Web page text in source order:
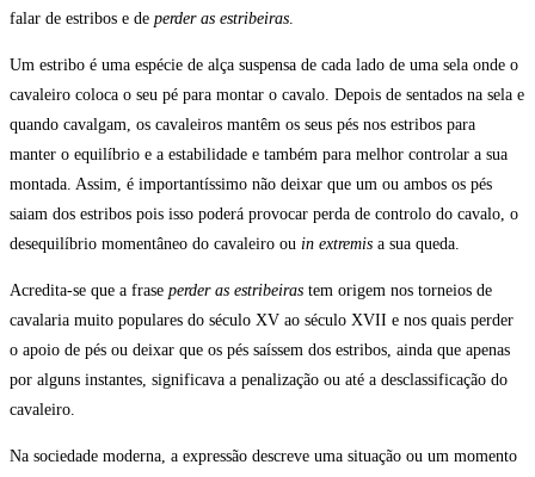
falar de estribos e de perder as estribeiras.
Um estribo é uma espécie de alça suspensa de cada lado de uma sela onde o
cavaleiro coloca o seu pé para montar o cavalo. Depois de sentados na sela e
quando cavalgam, os cavaleiros mantêm os seus pés nos estribos para
manter o equilíbrio e a estabilidade e também para melhor controlar a sua
montada. Assim, é importantíssimo não deixar que um ou ambos os pés
saiam dos estribos pois isso poderá provocar perda de controlo do cavalo, o
desequilíbrio momentâneo do cavaleiro ou in extremis a sua queda.
Acredita-se que a frase perder as estribeiras tem origem nos torneios de
cavalaria muito populares do século XV ao século XVII e nos quais perder
o apoio de pés ou deixar que os pés saíssem dos estribos, ainda que apenas
por alguns instantes, significava a penalização ou até a desclassificação do
cavaleiro.
Na sociedade moderna, a expressão descreve uma situação ou um momento